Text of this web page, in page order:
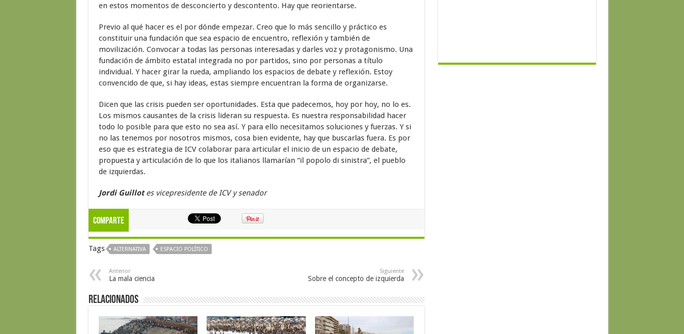
en estos momentos de desconcierto y descontento. Hay que reorientarse.
Previo al qué hacer es el por dónde empezar. Creo que lo más sencillo y práctico es
constituir una fundación que sea espacio de encuentro, reflexión y también de
movilización. Convocar a todas las personas interesadas y darles voz y protagonismo. Una
fundación de ámbito estatal integrada no por partidos, sino por personas a título
individual. Y hacer girar la rueda, ampliando los espacios de debate y reflexión. Estoy
convencido de que, si hay ideas, estas siempre encuentran la forma de organizarse.
Dicen que las crisis pueden ser oportunidades. Esta que padecemos, hoy por hoy, no lo es.
Los mismos causantes de la crisis lideran su respuesta. Es nuestra responsabilidad hacer
todo lo posible para que esto no sea así. Y para ello necesitamos soluciones y fuerzas. Y si
no las tenemos por nosotros mismos, cosa bien evidente, hay que buscarlas fuera. Es por
eso que es estrategia de ICV colaborar para articular el inicio de un espacio de debate,
propuesta y articulación de lo que los italianos llamarían “il popolo di sinistra”, el pueblo
de izquierdas.
Jordi Guillotes vicepresidente de ICV y senador
Comparte
Tags ALTERNATIVA ESPACIO POLÍTICO
Anterior
La mala ciencia
Siguiente
Sobre el concepto de izquierda
Relacionados